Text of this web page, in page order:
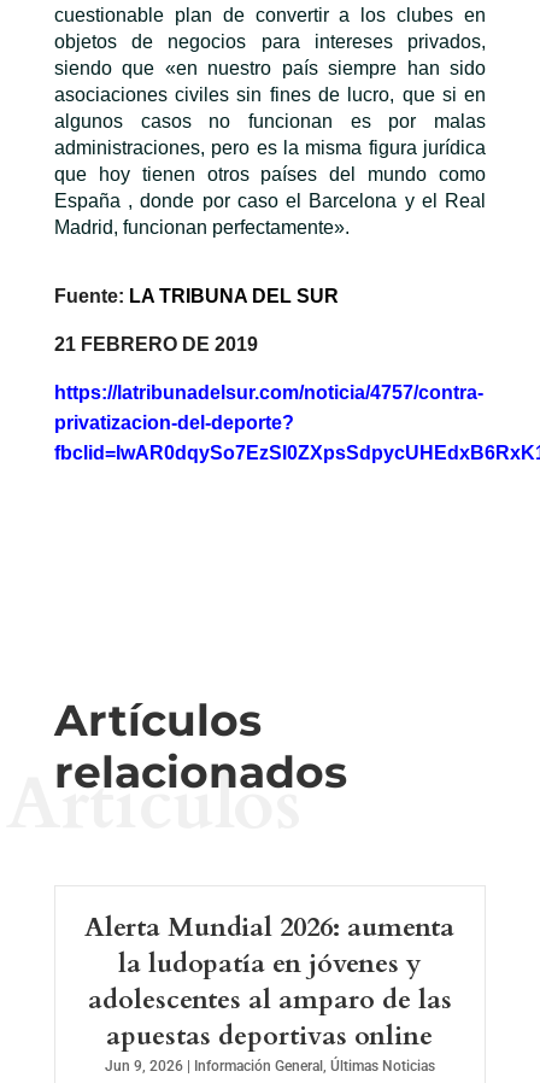
cuestionable plan de convertir a los clubes en
objetos de negocios para intereses privados,
siendo que «en nuestro país siempre han sido
asociaciones civiles sin fines de lucro, que si en
algunos casos no funcionan es por malas
administraciones, pero es la misma figura jurídica
que hoy tienen otros países del mundo como
España , donde por caso el Barcelona y el Real
Madrid, funcionan perfectamente».
Fuente: LA TRIBUNA DEL SU R
21 FEBRERO DE 2019
https://latribunadelsur.com/noticia/4757/contra-
privatizacion-del-deporte?
Artículos
relacionados
Artículos
Alerta Mundial 2026: aumenta
la ludopatía en jóvenes y
adolescentes al amparo de las
apuestas deportivas online
Jun 9, 2026| Información General , Últimas Noticias